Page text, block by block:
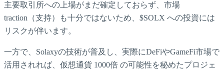
主要取引所への上場がまだ確定しておらず、市場
traction（支持）も十分ではないため、$SOLX への投資には
リスクが伴います。
一方で、Solaxyの技術が普及し、実際にDeFiやGameFi市場で
活用されれば、仮想通貨 1000倍 の可能性を秘めたプロジェ